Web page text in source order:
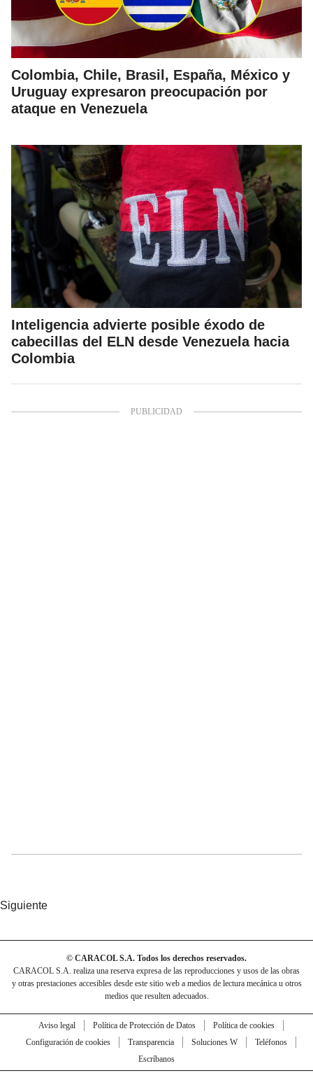
Colombia, Chile, Brasil, España, México y
Uruguay expresaron preocupación por
ataque en Venezuela
Inteligencia advierte posible éxodo de
cabecillas del ELN desde Venezuela hacia
Colombia
Siguiente
© CARACOL S.A. Todos los derechos reservados.
CARACOL S.A. realiza una reserva expresa de las reproducciones y usos de las obras
y otras prestaciones accesibles desde este sitio web a medios de lectura mecánica u otros
medios que resulten adecuados.
Aviso legal Política de Protección de Datos
Política de cookies
Configuración de cookies
Transparencia Soluciones W
Teléfonos
Escríbanos